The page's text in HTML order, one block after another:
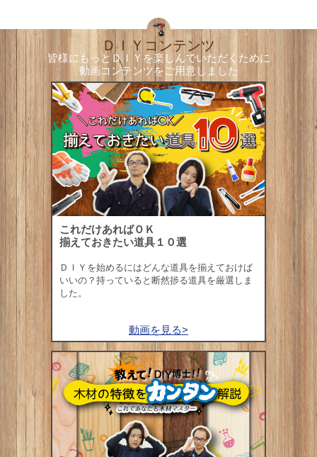
ＤＩＹコンテンツ
皆様にもっとＤＩＹを楽しんでいただくために
動画コンテンツをご用意しました
これだけあればＯＫ
揃えておきたい道具１０選
ＤＩＹを始めるにはどんな道具を揃えておけば
いいの？持っていると断然捗る道具を厳選しま
した。
動画を見る>